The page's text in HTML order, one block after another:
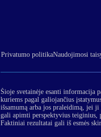
Privatumo politikaNaudojimosi
Šioje svetainėje esanti informacija
kuriems pagal galiojančius
išsamumą arba jos praleidimą, jei
gali apimti perspektyvius teiginius,
Faktiniai rezultatai gali iš esmės